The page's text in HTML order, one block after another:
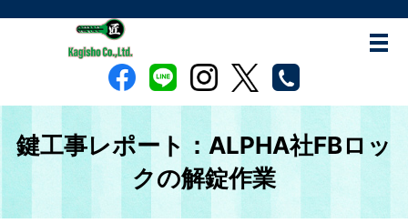
鍵工事レポート：ALPHA社FBロッ
クの解錠作業